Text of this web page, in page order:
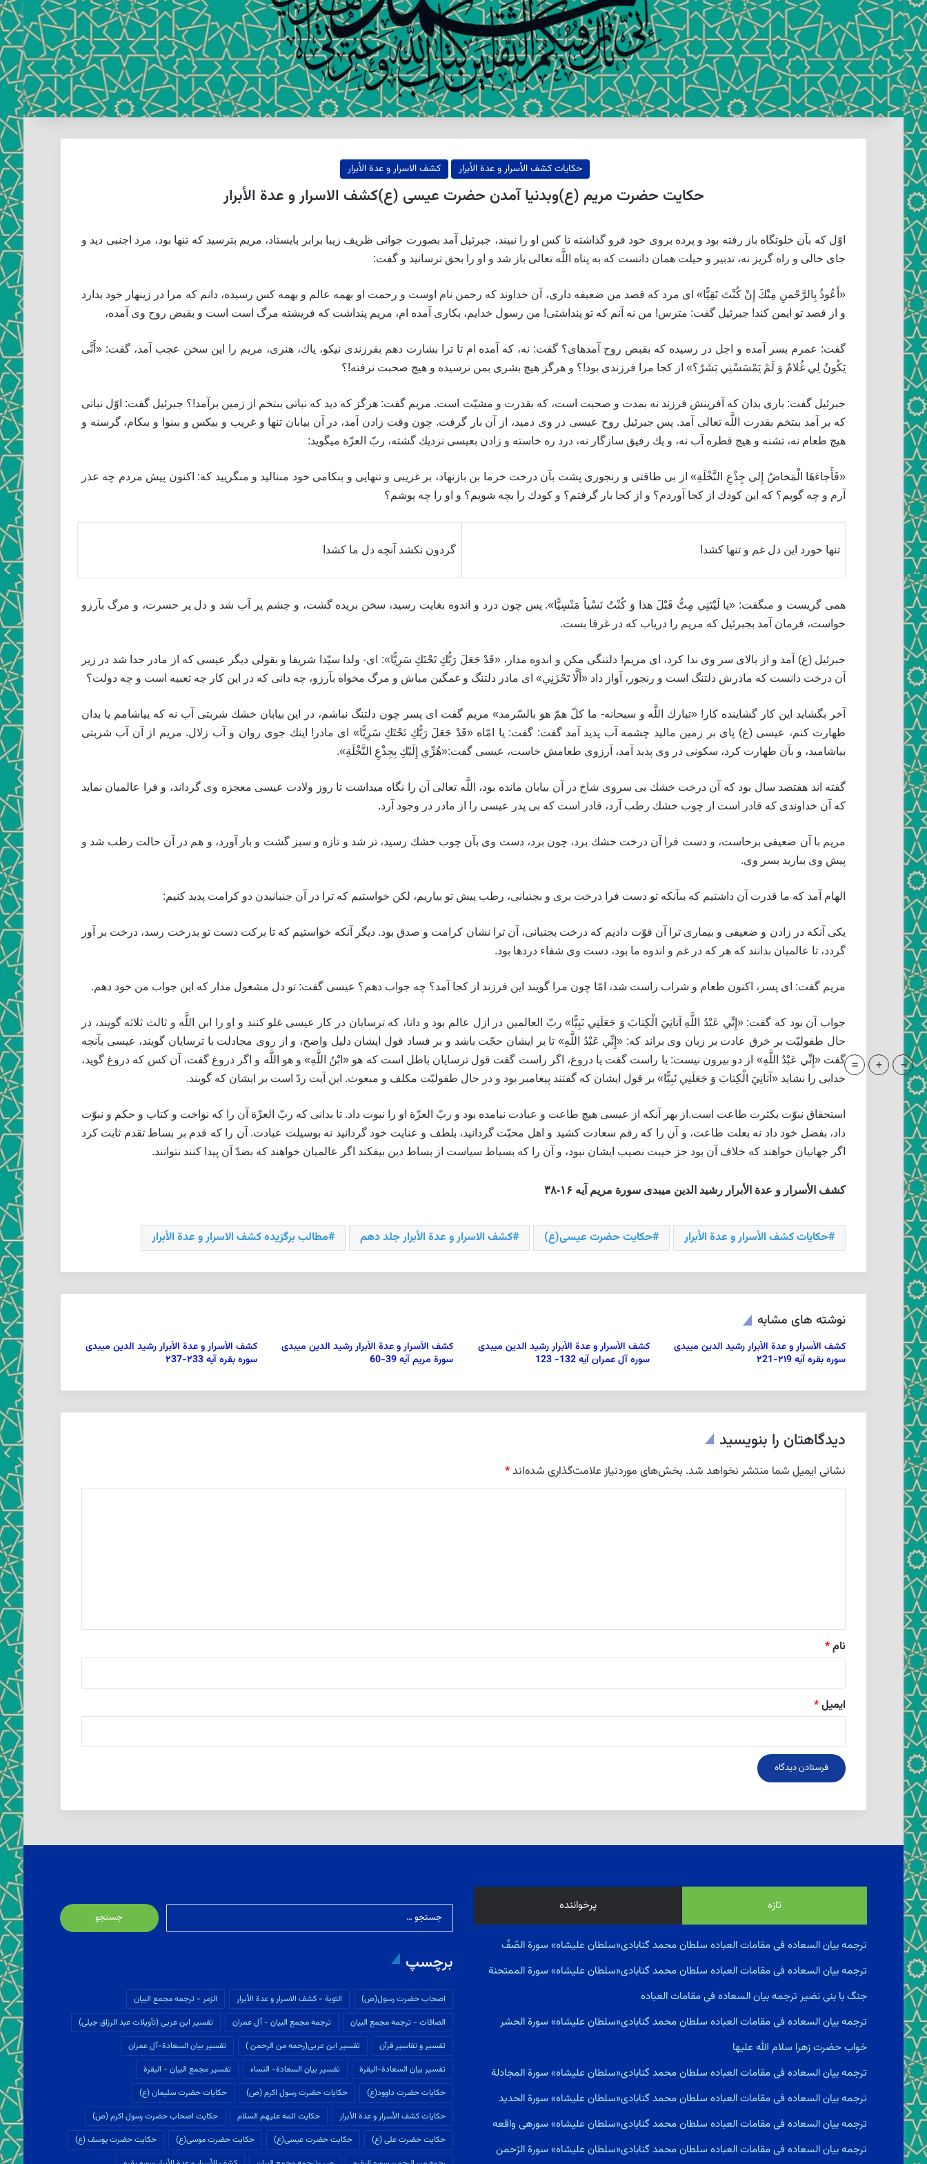
حکایات كشف الأسرار و عدة الأبرار كشف الاسرار و عدة الأبرار
حکایت حضرت مریم (ع)وبدنیا آمدن حضرت عیسی (ع)كشف الاسرار و عدة الأبرار
اوّل كه بآن خلوتگاه باز رفته بود و پرده بروى خود فرو گذاشته تا كس او را نبيند، جبرئيل آمد بصورت جوانى ظريف زيبا برابر بايستاد، مريم بترسيد كه تنها بود، مرد اجنبى ديد و
جاى خالى و راه گريز نه، تدبير و حيلت همان دانست كه به پناه اللَّه تعالى باز شد و او را بحق ترسانيد و گفت:
«أَعُوذُ بِالرَّحْمنِ مِنْكَ إِنْ كُنْتَ تَقِيًّا» اى مرد كه قصد من ضعيفه‏ دارى، آن خداوند كه رحمن نام اوست و رحمت او بهمه عالم و بهمه كس رسيده، دانم كه مرا در زينهار خود بدارد
و از قصد تو ايمن كند! جبرئيل گفت: مترس! من نه آنم كه تو پنداشتى! من رسول خدايم، بكارى آمده‏ ام، مريم پنداشت كه فريشته مرگ است است و بقبض روح وى آمده،
گفت: عمرم بسر آمده و اجل در رسيده كه بقبض روح آمده‏اى؟ گفت: نه، كه آمده ‏ام تا ترا بشارت دهم بفرزندى نيكو، پاك، هنرى، مريم را اين سخن عجب آمد، گفت: «أَنَّى
يَكُونُ لِي غُلامٌ وَ لَمْ يَمْسَسْنِي بَشَرٌ؟» از كجا مرا فرزندى بود!؟ و هرگز هيچ بشرى بمن نرسيده و هيچ صحبت نرفته!؟
جبرئيل گفت: بارى بدان كه آفرينش فرزند نه بمدت و صحبت است، كه بقدرت و مشيّت است. مريم گفت: هرگز كه ديد كه نباتى بى‏تخم از زمين برآمد!؟ جبرئيل گفت: اوّل نباتى
كه بر آمد بى‏تخم بقدرت اللَّه تعالى آمد. پس جبرئيل روح عيسى در وى دميد، از آن بار گرفت. چون وقت زادن آمد، در آن بيابان تنها و غريب و بيكس و بى‏نوا و بى‏كام، گرسنه و
هيچ طعام نه، تشنه و هيچ قطره آب نه، و يك رفيق سازگار نه، درد ره خاسته و زادن بعيسى نزديك گشته، ربّ العزّة ميگويد:
«فَأَجاءَهَا الْمَخاضُ إِلى‏ جِذْعِ النَّخْلَةِ» از بى طاقتى و رنجورى پشت بآن درخت خرما بن بازنهاد، بر غريبى و تنهايى و بى‏كامى خود مى‏ناليد و مى‏گرييد كه: اكنون پيش مردم چه عذر
آرم و چه گويم؟ كه اين كودك از كجا آوردم؟ و از كجا بار گرفتم؟ و كودك را بچه شويم؟ و او را چه پوشم؟
تنها خورد اين دل غم و تنها كشدا گردون نكشد آنچه دل ما كشدا
همى گريست و مى‏گفت: «يا لَيْتَنِي مِتُّ قَبْلَ هذا وَ كُنْتُ نَسْياً مَنْسِيًّا». پس چون درد و اندوه بغايت رسيد، سخن بريده گشت، و چشم پر آب شد و دل پر حسرت، و مرگ بآرزو
خواست، فرمان آمد بجبرئيل كه مريم را درياب كه در غرقا بست.
جبرئيل (ع) آمد و از بالاى سر وى ندا كرد، اى مريم! دلتنگى مكن و اندوه مدار، «قَدْ جَعَلَ رَبُّكِ تَحْتَكِ سَرِيًّا»: اى- ولدا سيّدا شريفا و بقولى ديگر عيسى كه از مادر جدا شد در زير
آن درخت دانست كه مادرش دلتنگ است و رنجور، آواز داد «أَلَّا تَحْزَنِي» اى مادر دلتنگ و غمگين مباش و مرگ مخواه بآرزو، چه دانى كه در اين كار چه تعبيه است و چه دولت؟
آخر بگشايد اين كار گشاينده كار! «تبارك اللَّه و سبحانه- ما كلّ همّ هو بالسّرمد» مريم گفت اى پسر چون دلتنگ نباشم، در اين بيابان خشك شربتى آب نه كه بياشامم يا بدان
طهارت كنم، عيسى (ع) پاى بر زمين ماليد چشمه آب پديد آمد گفت: گفت: يا امّاه «قَدْ جَعَلَ رَبُّكِ تَحْتَكِ‏ سَرِيًّا» اى مادر! اينك جوى روان و آب زلال. مريم از آن آب شربتى
بياشاميد، و بآن طهارت كرد، سكونى در وى پديد آمد، آرزوى طعامش خاست، عيسى گفت:«هُزِّي إِلَيْكِ بِجِذْعِ النَّخْلَةِ».
گفته ‏اند هفتصد سال بود كه آن درخت خشك بى سروى شاخ در آن بيابان مانده بود، اللَّه تعالى آن را نگاه ميداشت تا روز ولادت عيسى معجزه وى گرداند، و فرا عالميان نمايد
كه آن خداوندى كه قادر است از چوب خشك رطب آرد، قادر است كه بى پدر عيسى را از مادر در وجود آرد.
مريم با آن ضعيفى برخاست، و دست فرا آن درخت خشك برد، چون برد، دست وى بآن چوب خشك رسيد، تر شد و تازه و سبز گشت و بار آورد، و هم در آن حالت رطب شد و
پيش وى بباريد بسر وى.
الهام آمد كه ما قدرت آن داشتيم كه بى‏آنكه تو دست فرا درخت برى و بجنبانى، رطب پيش تو بياريم، لكن خواستيم كه ترا در آن جنبانيدن دو كرامت پديد كنيم:
يكى آنكه در زادن و ضعيفى و بيمارى ترا آن قوّت داديم كه درخت بجنبانى، آن ترا نشان كرامت و صدق بود. ديگر آنكه خواستيم كه تا بركت دست تو بدرخت رسد، درخت بر آور
گردد، تا عالميان بدانند كه هر كه در غم و اندوه ما بود، دست وى شفاء دردها بود.
مريم گفت: اى پسر، اكنون طعام و شراب راست شد، امّا چون مرا گويند اين فرزند از كجا آمد؟ چه جواب دهم؟ عيسى گفت: تو دل مشغول مدار كه اين جواب من خود دهم.
جواب آن بود كه گفت: «إِنِّي عَبْدُ اللَّهِ آتانِيَ الْكِتابَ وَ جَعَلَنِي نَبِيًّا» ربّ العالمين در ازل عالم بود و دانا، كه ترسايان در كار عيسى غلو كنند و او را ابن اللَّه و ثالث ثلاثه گويند، در
حال طفوليّت بر خرق عادت بر زبان وى براند كه: «إِنِّي عَبْدُ اللَّهِ» تا بر ايشان حجّت باشد و بر فساد قول ايشان دليل واضح، و از روى مجادلت با ترسايان گويند، عيسى بآنچه
گفت «إِنِّي عَبْدُ اللَّهِ» از دو بيرون نيست: يا راست گفت يا دروغ، اگر راست گفت قول ترسايان باطل است كه هو «ابْنُ اللَّهِ» و هو اللَّه و اگر دروغ گفت، آن كس كه دروغ گويد،
خدايى را نشايد «آتانِيَ الْكِتابَ وَ جَعَلَنِي نَبِيًّا» بر قول ايشان كه گفتند پيغامبر بود و در حال طفوليّت مكلف و مبعوث. اين آيت ردّ است بر ايشان كه گويند.
استحقاق نبوّت بكثرت طاعت است.از بهر آنكه از عيسى هيچ طاعت و عبادت نيامده بود و ربّ العزّة او را نبوت داد. تا بدانى كه ربّ العزّة آن را كه نواخت و كتاب و حكم و نبوّت
داد، بفضل خود داد نه بعلت طاعت، و آن را كه رقم سعادت كشيد و اهل محبّت گردانيد، بلطف و عنايت خود گردانيد نه بوسيلت عبادت. آن را كه قدم بر بساط تقدم ثابت كرد
اگر جهانيان خواهند كه خلاف آن بود جز خيبت نصيب ايشان نبود، و آن را كه بسياط سياست از بساط دين بيفكند اگر عالميان خواهند كه بضدّ آن پيدا كنند نتوانند.
كشف الأسرار و عدة الأبرار رشيد الدين ميبدى سورة مريم آیه ۱۶-۳۸
حکایات كشف الأسرار و عدة الأبرار حکایت حضرت عیسی(ع) كشف الاسرار و عدة الأبرار جلد دهم مطالب برگزیده كشف الاسرار و عدة الأبرار
نوشته های مشابه
كشف الأسرار و عدة الأبرار رشيد الدين ميبدى
سوره بقره آیه ۲۱9-۲21
كشف الأسرار و عدة الأبرار رشيد الدين ميبدى
سوره آل عمران آیه 132- 123
كشف الأسرار و عدة الأبرار رشيد الدين ميبدى
سورة مريم آیه 39-60
كشف الأسرار و عدة الأبرار رشيد الدين ميبدى
سوره بقره آیه ۲33-۲37
دیدگاهتان را بنویسید
نشانی ایمیل شما منتشر نخواهد شد. بخش‌های موردنیاز علامت‌گذاری شده‌اند*
نام*
ایمیل*
تازه پرخواننده
ترجمه بیان السعاده فى مقامات العباده سلطان محمد گنابادی«سلطان علیشاه» سورة الصّفّ
ترجمه بیان السعاده فى مقامات العباده سلطان محمد گنابادی«سلطان علیشاه» سورة الممتحنة
جنگ با بنى نضير ترجمه بیان السعاده فى مقامات العباده
ترجمه بیان السعاده فى مقامات العباده سلطان محمد گنابادی«سلطان علیشاه» سورة الحشر
خواب حضرت زهرا سلام الله علیها
ترجمه بیان السعاده فى مقامات العباده سلطان محمد گنابادی«سلطان علیشاه» سورة المجادلة
ترجمه بیان السعاده فى مقامات العباده سلطان محمد گنابادی«سلطان علیشاه» سورة الحديد
ترجمه بیان السعاده فى مقامات العباده سلطان محمد گنابادی«سلطان علیشاه» سورهى واقعه
ترجمه بیان السعاده فى مقامات العباده سلطان محمد گنابادی«سلطان علیشاه» سورة الرّحمن
جستجو
برای:
برچسپ
اصحاب حضرت رسول(ص) التوبة - كشف الاسرار و عدة الأبرار
الزمر - ترجمه مجمع البیان
الصافات - ترجمه مجمع البیان
ترجمه مجمع البیان - آل عمران
تفسير ابن عربى (تأويلات عبد الرزاق جیلی)
تفسير و تفاسير قرآن
تفسیر ابن عربى(رحمه من الرحمن )
تفسیر بیان السعادة-آل عمران
تفسیر بیان السعادة-البقرة
تفسیر بیان السعادة- النساء
تفسیر مجمع البیان - البقرة
حکایات حضرت داوود(ع)
حکایات حضرت رسول اکرم (ص)
حکایات حضرت سلیمان (ع)
حکایات كشف الأسرار و عدة الأبرار
حکایت ائمه علیهم السلام
حکایت اصحاب حضرت رسول اکرم (ص)
حکایت حضرت علی (ع)
حکایت حضرت عیسی(ع) حکایت حضرت موسی(ع)
حکایت حضرت یوسف (ع)
-
+
=